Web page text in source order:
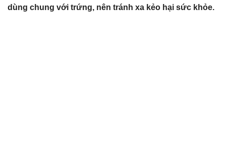
dùng chung với trứng, nên tránh xa kẻo hại sức khỏe.